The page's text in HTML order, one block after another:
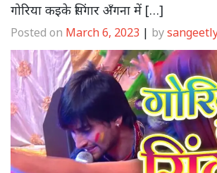
गोरिया कइके सिंगार अँगना में […]
Posted on March 6, 2023 | by